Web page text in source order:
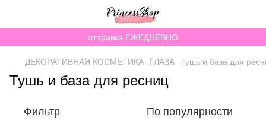
отправка ЕЖЕДНЕВНО
ДЕКОРАТИВНАЯ КОСМЕТИКА ГЛАЗА Тушь и база для
Тушь и база для ресниц
Фильтр По популярности